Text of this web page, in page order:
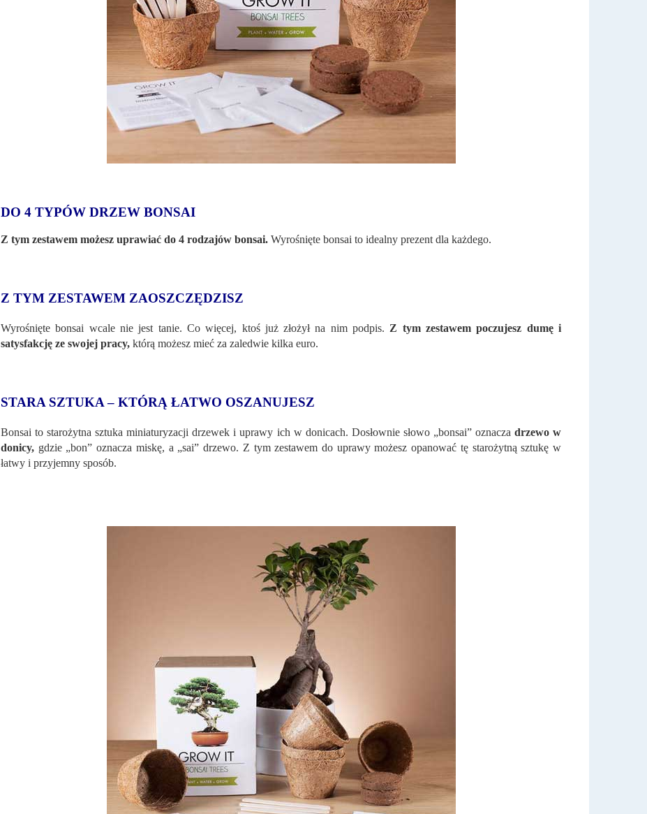
DO 4 TYPÓW DRZEW BONSAI
Z tym zestawem możesz uprawiać do 4 rodzajów bonsai. Wyrośnięte bonsai to idealny prezent dla każdego.
Z TYM ZESTAWEM ZAOSZCZĘDZISZ
Wyrośnięte bonsai wcale nie jest tanie. Co więcej, ktoś już złożył na nim podpis. Z tym zestawem poczujesz dumę i
satysfakcję ze swojej pracy, którą możesz mieć za zaledwie kilka euro.
STARA SZTUKA – KTÓRĄ ŁATWO OSZANUJESZ
Bonsai to starożytna sztuka miniaturyzacji drzewek i uprawy ich w donicach. Dosłownie słowo „bonsai” oznacza drzewo w
donicy, gdzie „bon” oznacza miskę, a „sai” drzewo. Z tym zestawem do uprawy możesz opanować tę starożytną sztukę w
łatwy i przyjemny sposób.